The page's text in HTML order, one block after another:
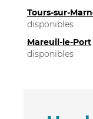
Tours-sur-
disponibles
Mareuil-le-Port
disponibles